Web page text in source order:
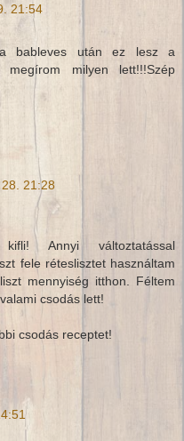
21:54
bableves után ez lesz a
megírom milyen lett!!!Szép
21:28
Annyi változtatással
fele réteslisztet használtam
mennyiség itthon. Féltem
csodás lett!
csodás receptet!